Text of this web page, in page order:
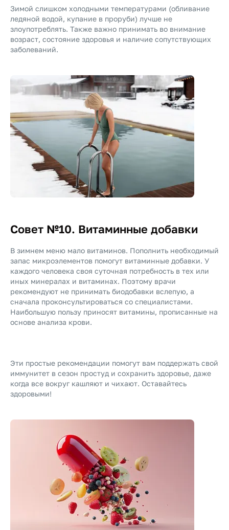
Зимой слишком холодными температурами (обливание
ледяной водой, купание в проруби) лучше не
злоупотреблять. Также важно принимать во внимание
возраст, состояние здоровья и наличие сопутствующих
заболеваний.
Совет №10. Витаминные добавки
В зимнем меню мало витаминов. Пополнить необходимый
запас микроэлементов помогут витаминные добавки. У
каждого человека своя суточная потребность в тех или
иных минералах и витаминах. Поэтому врачи
рекомендуют не принимать биодобавки вслепую, а
сначала проконсультироваться со специалистами.
Наибольшую пользу приносят витамины, прописанные на
основе анализа крови.
Эти простые рекомендации помогут вам поддержать свой
иммунитет в сезон простуд и сохранить здоровье, даже
когда все вокруг кашляют и чихают. Оставайтесь
здоровыми!